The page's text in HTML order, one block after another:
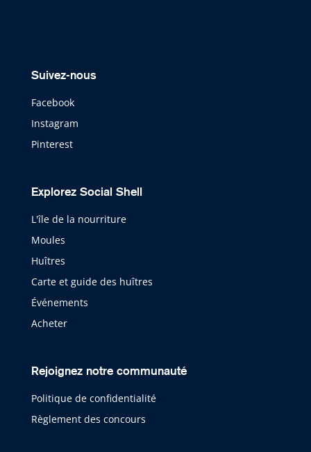
Suivez-nous
Facebook
Instagram
Pinterest
Explorez Social Shell
L'île de la nourriture
Moules
Huîtres
Carte et guide des huîtres
Événements
Acheter
Rejoignez notre communauté
Politique de confidentialité
Règlement des concours